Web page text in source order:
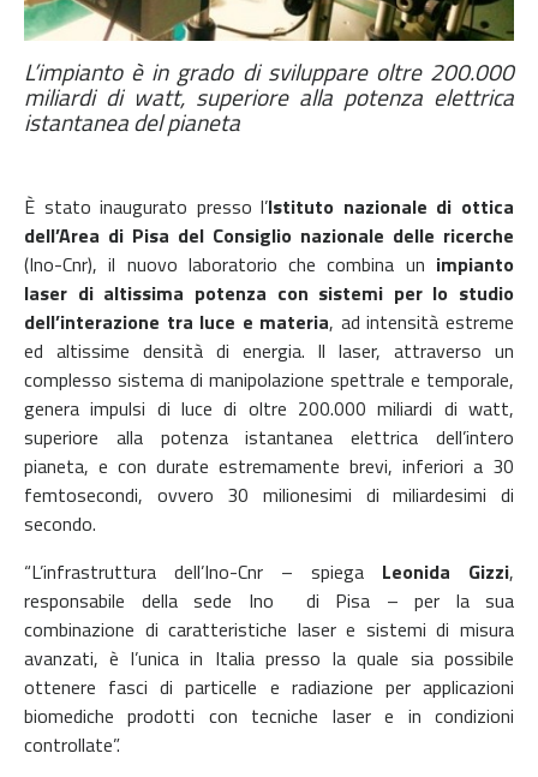
L’impianto è in grado di sviluppare oltre 200.000
miliardi di watt, superiore alla potenza elettrica
istantanea del pianeta
È stato inaugurato presso l’Istituto nazionale di ottica
dell’Area di Pisa del Consiglio nazionale delle ricerche
(Ino-Cnr), il nuovo laboratorio che combina un impianto
laser di altissima potenza con sistemi per lo studio
dell’interazione tra luce e materia, ad intensità estreme
ed altissime densità di energia. Il laser, attraverso un
complesso sistema di manipolazione spettrale e temporale,
genera impulsi di luce di oltre 200.000 miliardi di watt,
superiore alla potenza istantanea elettrica dell’intero
pianeta, e con durate estremamente brevi, inferiori a 30
femtosecondi, ovvero 30 milionesimi di miliardesimi di
secondo.
“L’infrastruttura dell’Ino-Cnr – spiega Leonida Gizzi,
responsabile della sede Ino di Pisa – per la sua
combinazione di caratteristiche laser e sistemi di misura
avanzati, è l’unica in Italia presso la quale sia possibile
ottenere fasci di particelle e radiazione per applicazioni
biomediche prodotti con tecniche laser e in condizioni
controllate”.